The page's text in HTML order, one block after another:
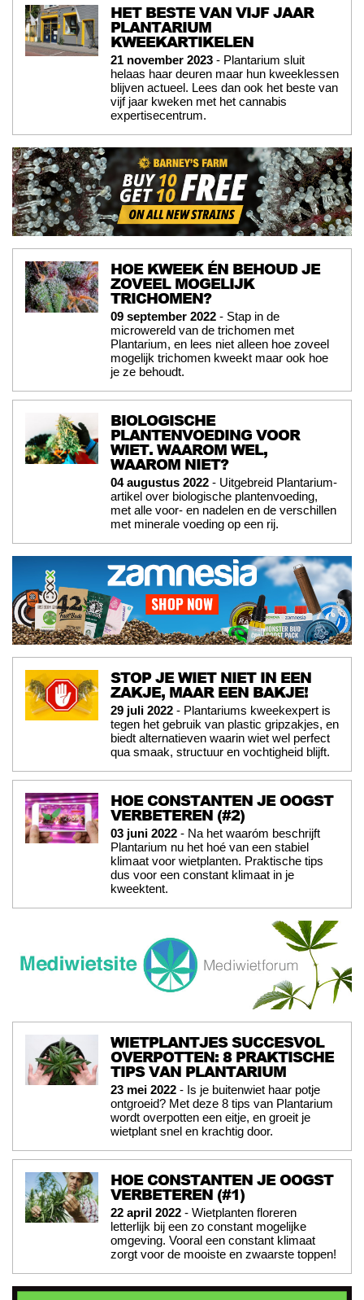
HET BESTE VAN VIJF JAAR
PLANTARIUM
KWEEKARTIKELEN
21 november 2023 - Plantarium sluit
helaas haar deuren maar hun kweeklessen
blijven actueel. Lees dan ook het beste van
vijf jaar kweken met het cannabis
expertisecentrum.
HOE KWEEK ÉN BEHOUD JE
ZOVEEL MOGELIJK
TRICHOMEN?
09 september 2022 - Stap in de
microwereld van de trichomen met
Plantarium, en lees niet alleen hoe zoveel
mogelijk trichomen kweekt maar ook hoe
je ze behoudt.
BIOLOGISCHE
PLANTENVOEDING VOOR
WIET. WAAROM WEL,
WAAROM NIET?
04 augustus 2022 - Uitgebreid Plantarium-
artikel over biologische plantenvoeding,
met alle voor- en nadelen en de verschillen
met minerale voeding op een rij.
STOP JE WIET NIET IN EEN
ZAKJE, MAAR EEN BAKJE!
29 juli 2022 - Plantariums kweekexpert is
tegen het gebruik van plastic gripzakjes, en
biedt alternatieven waarin wiet wel perfect
qua smaak, structuur en vochtigheid blijft.
HOE CONSTANTEN JE OOGST
VERBETEREN (#2)
03 juni 2022 - Na het waaróm beschrijft
Plantarium nu het hoé van een stabiel
klimaat voor wietplanten. Praktische tips
dus voor een constant klimaat in je
kweektent.
WIETPLANTJES SUCCESVOL
OVERPOTTEN: 8 PRAKTISCHE
TIPS VAN PLANTARIUM
23 mei 2022 - Is je buitenwiet haar potje
ontgroeid? Met deze 8 tips van Plantarium
wordt overpotten een eitje, en groeit je
wietplant snel en krachtig door.
HOE CONSTANTEN JE OOGST
VERBETEREN (#1)
22 april 2022 - Wietplanten floreren
letterlijk bij een zo constant mogelijke
omgeving. Vooral een constant klimaat
zorgt voor de mooiste en zwaarste toppen!